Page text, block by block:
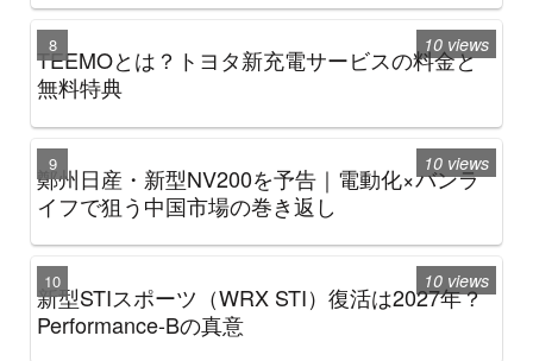
TEEMOとは？トヨタ新充電サービスの料金と
無料特典
10 views
鄭州日産・新型NV200を予告｜電動化×バンラ
イフで狙う中国市場の巻き返し
10 views
新型STIスポーツ（WRX STI）復活は2027年？
Performance-Bの真意
10 views